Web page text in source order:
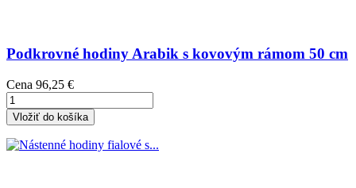
Podkrovné hodiny Arabik s kovovým rámom 50 cm
Cena 96,25 €
Vložiť do košíka